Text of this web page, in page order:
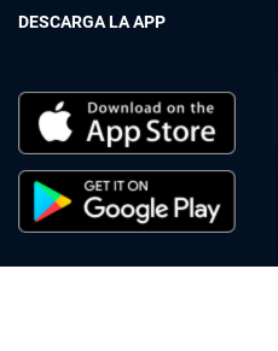
DESCARGA LA APP